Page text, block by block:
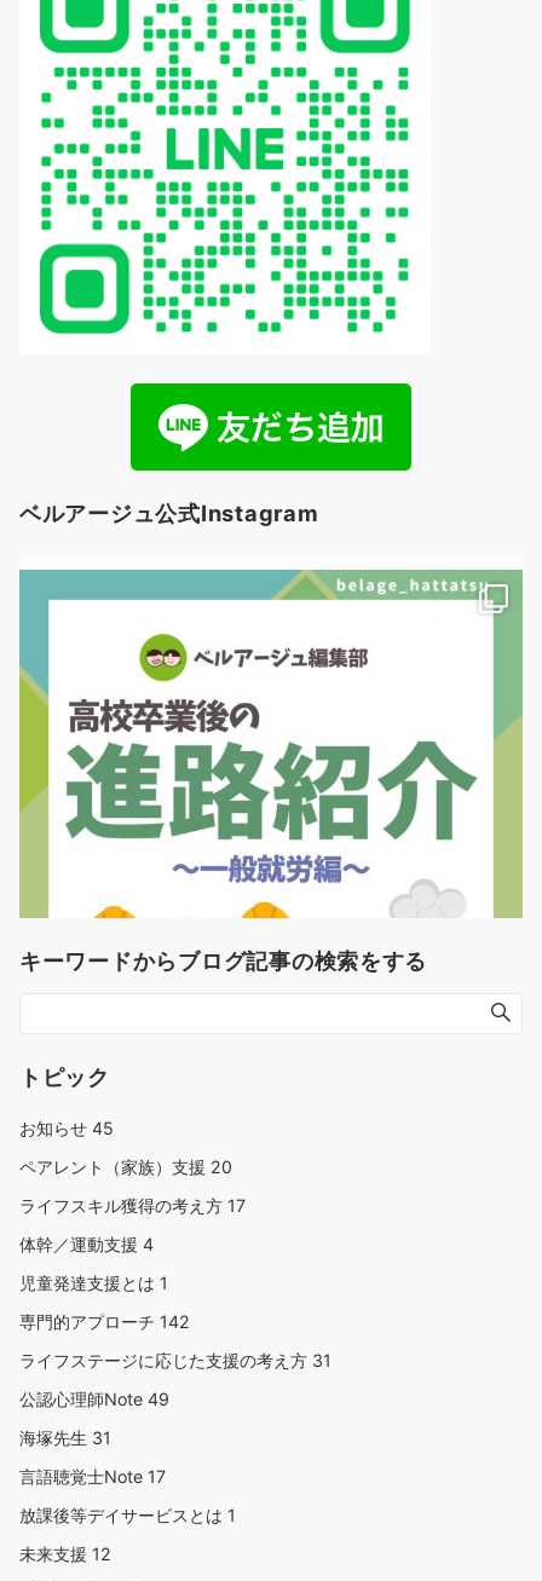
ベルアージュ公式Instagram
キーワードからブログ記事の検索をする
トピック
お知らせ 45
ペアレント（家族）支援 20
ライフスキル獲得の考え方 17
体幹／運動支援 4
児童発達支援とは 1
専門的アプローチ 142
ライフステージに応じた支援の考え方 31
公認心理師Note 49
海塚先生 31
言語聴覚士Note 17
放課後等デイサービスとは 1
未来支援 12